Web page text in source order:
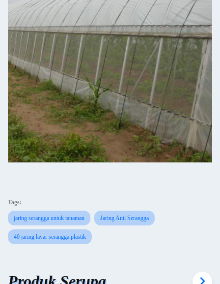
Tags:
jaring serangga untuk tanaman Jaring Anti Serangga
40 jaring layar serangga plastik